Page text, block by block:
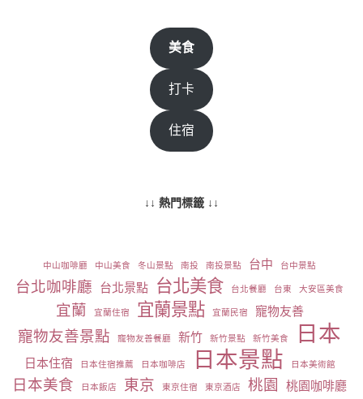
美食
打卡
住宿
↓↓ 熱門標籤 ↓↓
中山咖啡廳 中山美食 冬山景點 南投 南投景點 台中 台中景點
台北咖啡廳 台北景點 台北美食 台北餐廳 台東 大安區美食
宜蘭 宜蘭住宿 宜蘭景點 宜蘭民宿 寵物友善
寵物友善景點 寵物友善餐廳 新竹 新竹景點 新竹美食 日本
日本住宿 日本住宿推薦 日本咖啡店 日本景點 日本美術館
日本美食 日本飯店 東京 東京住宿 東京酒店 桃園
桃園咖啡廳